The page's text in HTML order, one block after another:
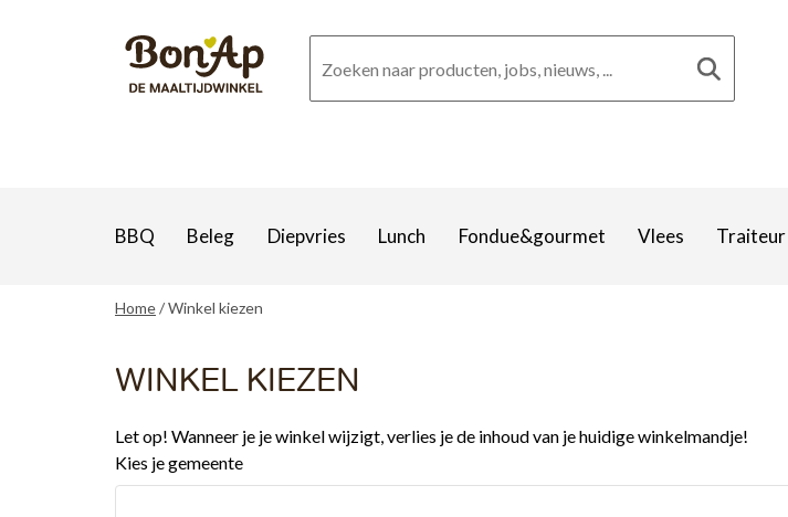
BBQ Beleg Diepvries Lunch Fondue&gourmet Vlees Traiteur
Home Winkel kiezen
WINKEL KIEZEN
Let op! Wanneer je je winkel wijzigt, verlies je de inhoud van je huidige winkelmandje!
Kies je gemeente